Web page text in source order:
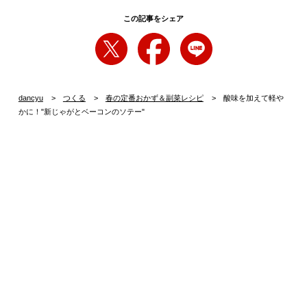
この記事をシェア
dancyu つくる 春の定番おかず＆副菜レシピ
酸味を加えて軽や
かに！"新じゃがとベーコンのソテー"